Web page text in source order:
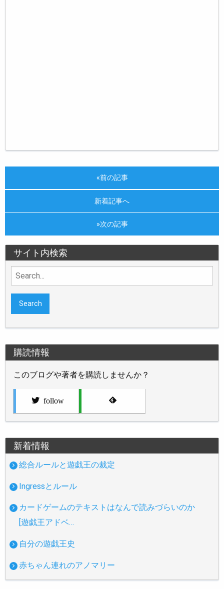
«前の記事
新着記事へ
»次の記事
サイト内検索
Search
for:
購読情報
このブログや著者を購読しませんか？
follow
新着情報
総合ルールと遊戯王の裁定
Ingressとルール
カードゲームのテキストはなんで読みづらいのか
[遊戯王アドベ…
自分の遊戯王史
赤ちゃん連れのアノマリー